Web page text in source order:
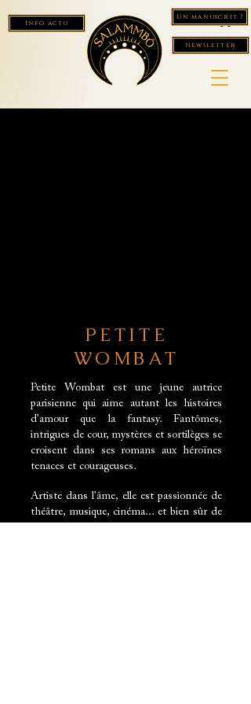
Un manuscrit ?
Info actu
Newsletter
PETITE
WOMBAT
Petite Wombat est une jeune autrice
parisienne qui aime autant les histoires
d’amour que la fantasy. Fantômes,
intrigues de cour, mystères et sortilèges se
croisent dans ses romans aux héroïnes
tenaces et courageuses.
Artiste dans l’âme, elle est passionnée de
théâtre, musique, cinéma... et bien sûr de